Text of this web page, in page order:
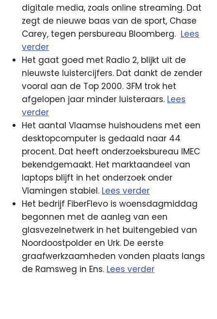
digitale media, zoals online streaming. Dat
zegt de nieuwe baas van de sport, Chase
Carey, tegen persbureau Bloomberg. Lees
verder
Het gaat goed met Radio 2, blijkt uit de
nieuwste luistercijfers. Dat dankt de zender
vooral aan de Top 2000. 3FM trok het
afgelopen jaar minder luisteraars. Lees
verder
Het aantal Vlaamse huishoudens met een
desktopcomputer is gedaald naar 44
procent. Dat heeft onderzoeksbureau IMEC
bekendgemaakt. Het marktaandeel van
laptops blijft in het onderzoek onder
Vlamingen stabiel. Lees verder
Het bedrijf FiberFlevo is woensdagmiddag
begonnen met de aanleg van een
glasvezelnetwerk in het buitengebied van
Noordoostpolder en Urk. De eerste
graafwerkzaamheden vonden plaats langs
de Ramsweg in Ens. Lees verder